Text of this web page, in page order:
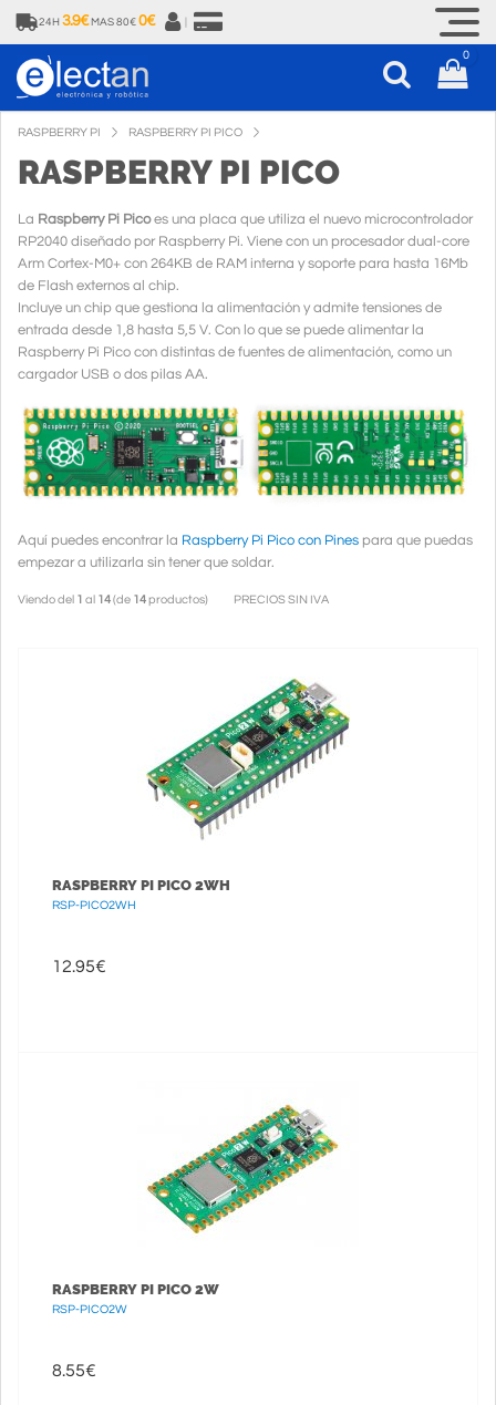
24H 3.9€ MAS 80€ 0€
0
RASPBERRY PI RASPBERRY PI PICO
RASPBERRY PI PICO
La Raspberry Pi Picoes una placa que utiliza el nuevo microcontrolador
RP2040 diseñado por Raspberry Pi. Viene con un procesador dual-core
Arm Cortex-M0+ con 264KB de RAM interna y soporte para hasta 16Mb
de Flash externos al chip.
Incluye un chip que gestiona la alimentación y admite tensiones de
entrada desde 1,8 hasta 5,5 V. Con lo que se puede alimentar la
Raspberry Pi Pico con distintas de fuentes de alimentación, como un
cargador USB o dos pilas AA.
Aquí puedes encontrar la Raspberry Pi Pico con Pines para que puedas
empezar a utilizarla sin tener que soldar.
Viendo del 1 al 14(de 14productos) PRECIOS SIN IVA
RASPBERRY PI PICO 2WH
RSP-PICO2WH
12.95€
RASPBERRY PI PICO 2W
RSP-PICO2W
8.55€